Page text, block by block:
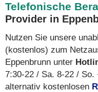
Telefonische
Provider in
Nutzen Sie unsere
(kostenlos) zum
Eppenbrunn unter
7:30-22 / Sa. 8-22 /
alternativ kostenlosen